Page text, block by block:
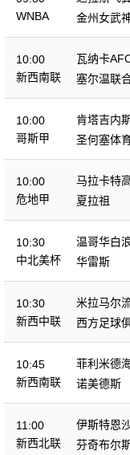
WNBA
金州女武
10:00
新西南联
瓦纳卡
塞尔温联
10:00
哥斯甲
肯塔吉内
圣何塞体
10:00
危地甲
马拉卡特
夏拉祖
10:30
中北美杯
温哥华白
华雷斯
10:30
新西中联
米拉马尔
西方足球
10:45
新西南联
菲利米德
诺美德斯
11:00
新西北联
伊斯特恩
兰
芬奇布尔